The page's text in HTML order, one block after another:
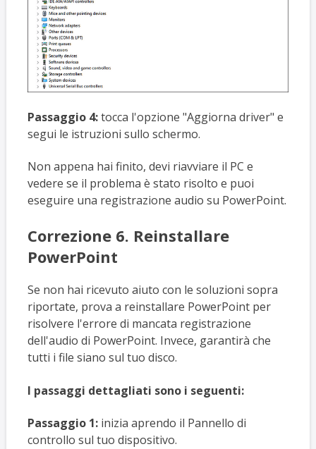
Passaggio 4:tocca l'opzione "Aggiorna driver" e
segui le istruzioni sullo schermo.
Non appena hai finito, devi riavviare il PC e
vedere se il problema è stato risolto e puoi
eseguire una registrazione audio su PowerPoint.
Correzione 6. Reinstallare
PowerPoint
Se non hai ricevuto aiuto con le soluzioni sopra
riportate, prova a reinstallare PowerPoint per
risolvere l'errore di mancata registrazione
dell'audio di PowerPoint. Invece, garantirà che
tutti i file siano sul tuo disco.
I passaggi dettagliati sono i seguenti:
Passaggio 1:inizia aprendo il Pannello di
controllo sul tuo dispositivo.